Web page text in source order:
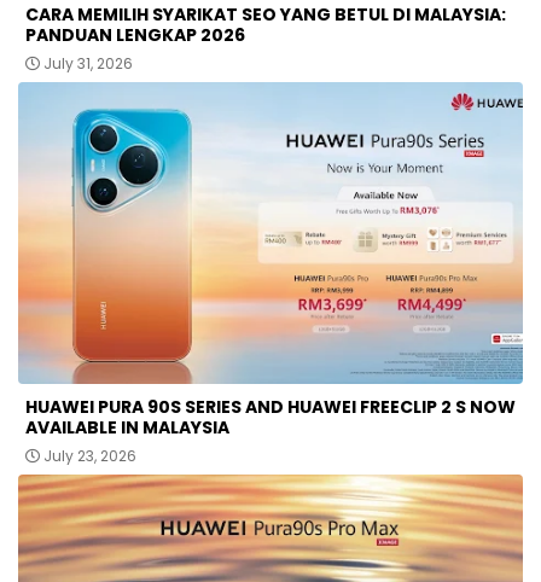
CARA MEMILIH SYARIKAT SEO YANG BETUL DI MALAYSIA:
PANDUAN LENGKAP 2026
July 31, 2026
HUAWEI PURA 90S SERIES AND HUAWEI FREECLIP 2 S NOW
AVAILABLE IN MALAYSIA
July 23, 2026